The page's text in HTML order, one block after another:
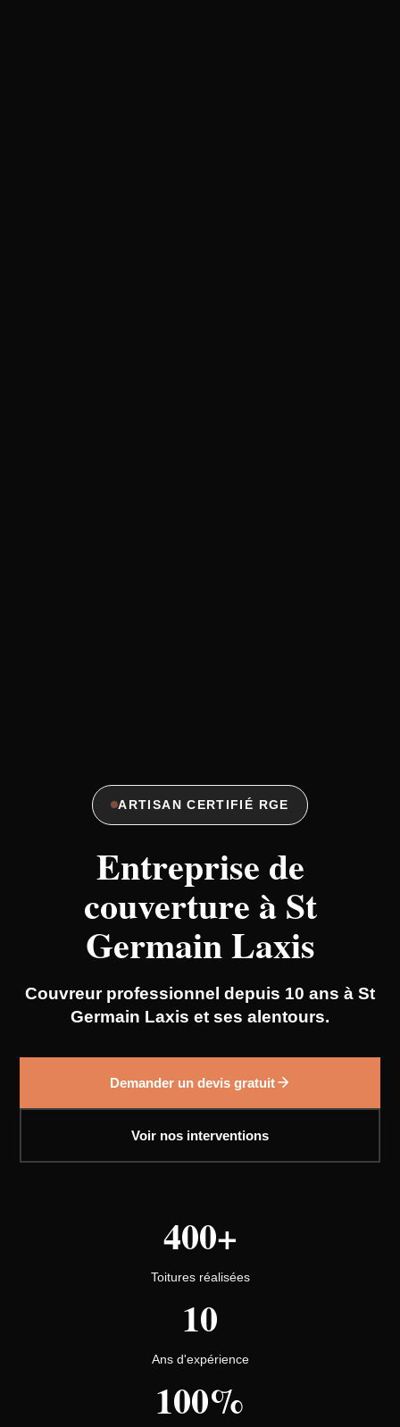
ARTISAN CERTIFIÉ RGE
Entreprise de
couverture à St
Germain Laxis
Couvreur professionnel depuis 10 ans à St
Germain Laxis et ses alentours.
Demander un devis gratuit
Voir nos interventions
400+
Toitures réalisées
10
Ans d'expérience
100%